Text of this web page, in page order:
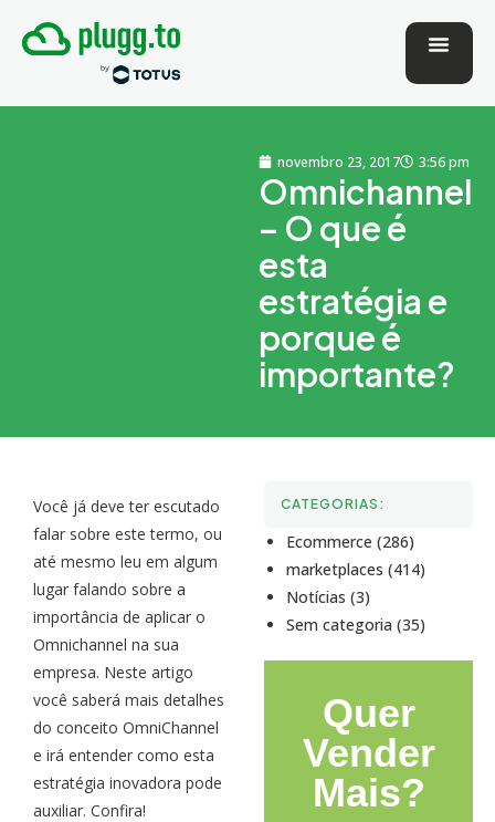
novembro 23, 2017 3:56 pm
Omnichannel
– O que é
esta
estratégia e
porque é
importante?
Você já deve ter escutado
falar sobre este termo, ou
até mesmo leu em algum
lugar falando sobre a
importância de aplicar o
Omnichannel na sua
empresa. Neste artigo
você saberá mais detalhes
do conceito OmniChannel
e irá entender como esta
estratégia inovadora pode
auxiliar. Confira!
CATEGORIAS:
Ecommerce (286)
marketplaces (414)
Notícias (3)
Sem categoria (35)
Quer
Vender
Mais?